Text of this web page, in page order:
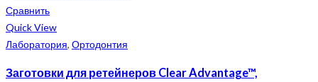
Сравнить
Quick View
Лаборатория, Ортодонтия
Заготовки для ретейнеров Clear Advantage™,